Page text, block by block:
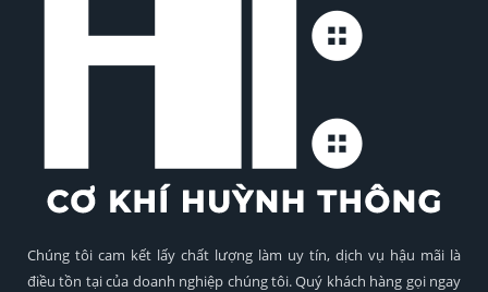
Chúng tôi cam kết lấy chất lượng làm uy tín, dịch vụ hậu mãi là
điều tồn tại của doanh nghiệp chúng tôi. Quý khách hàng gọi ngay